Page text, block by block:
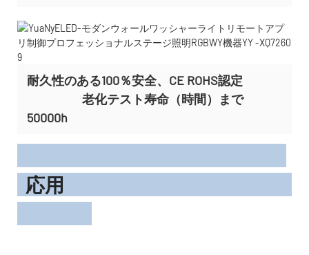
耐久性のある100％安全、CE ROHS認定
老化テスト寿命（時間）まで
50000h
応用